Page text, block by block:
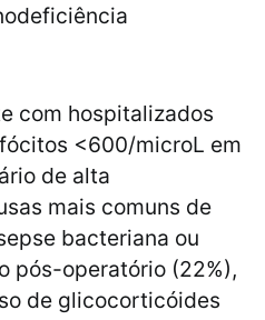
com hospitalizados
<600/microL em
de alta
mais comuns de
bacteriana ou
pós-operatório (22%),
de glicocorticóides